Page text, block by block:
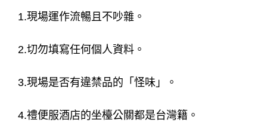
1.現場運作流暢且不吵雜。
2.切勿填寫任何個人資料。
3.現場是否有違禁品的「怪味」。
4.禮便服酒店的坐檯公關都是台灣籍。